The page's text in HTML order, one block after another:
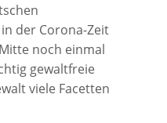
der Corona-Zeit
noch einmal
gewaltfreie
viele Facetten